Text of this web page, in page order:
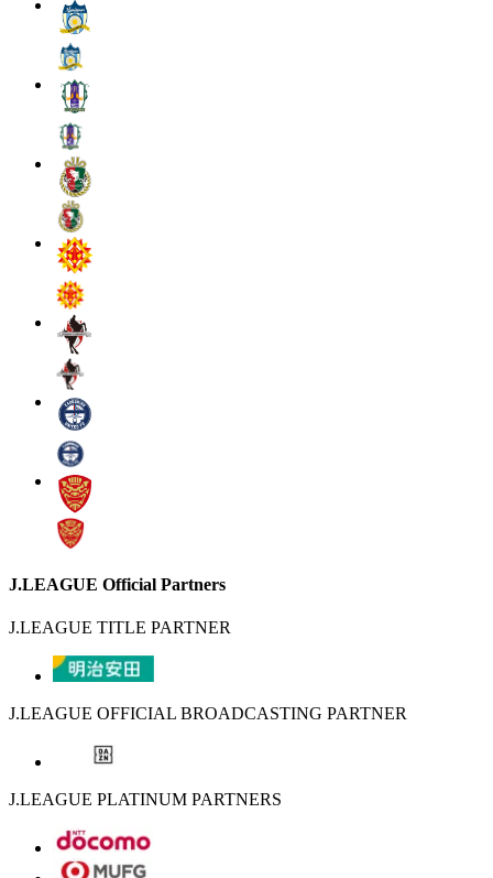
J.LEAGUE Official Partners
J.LEAGUE TITLE PARTNER
J.LEAGUE OFFICIAL BROADCASTING PARTNER
J.LEAGUE PLATINUM PARTNERS